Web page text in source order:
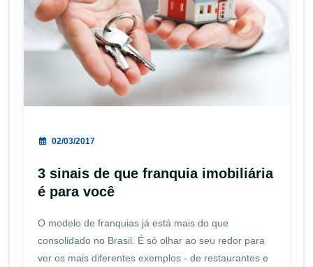
02/03/2017
3 sinais de que franquia imobiliária
é para você
O modelo de franquias já está mais do que
consolidado no Brasil. É só olhar ao seu redor para
ver os mais diferentes exemplos - de restaurantes e